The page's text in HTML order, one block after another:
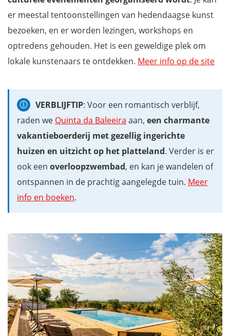
er meestal tentoonstellingen van hedendaagse kunst
bezoeken, en er worden lezingen, workshops en
optredens gehouden. Het is een geweldige plek om
lokale kunstenaars te ontdekken. Meer info op de site
VERBLIJFTIP: Voor een romantisch verblijf,
raden we Quinta da Baleeira aan, een charmante
vakantieboerderij met gezellig ingerichte
huizen en uitzicht op het platteland. Verder is er
ook een overloopzwembad, en kan je wandelen of
ontspannen in de prachtig aangelegde tuin. Meer
info en boeken.